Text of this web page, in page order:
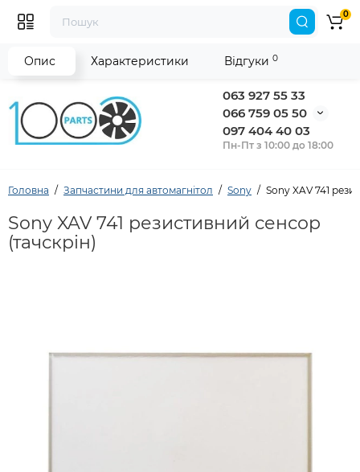
063 927 55 33
066 759 05 50
097 404 40 03
Пн-Пт з 10:00 до 18:00
0
Головна Запчастини для автомагнітол Sony Sony XAV 741
Sony XAV 741 резистивний сенсор
(тачскрін)
Опис Характеристики Відгуки 0